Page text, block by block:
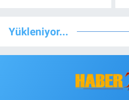
Yükleniyor...